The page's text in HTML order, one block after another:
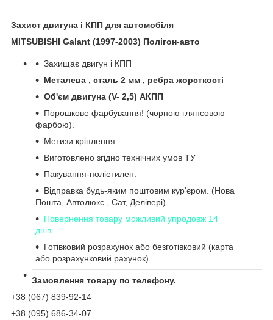
Захист двигуна і КПП для автомобіля
MITSUBISHI Galant (1997-2003) Полігон-авто
Захищає двигун і КПП
Металева , сталь 2 мм , ребра жорсткості
Об'єм двигуна (V- 2,5) АКПП
Порошкове фарбування! (чорною глянсовою
фарбою).
Метизи кріплення.
Виготовлено згідно технічних умов ТУ
Пакування-поліетилен.
Відправка будь-яким поштовим кур'єром. (Нова
Пошта, Автолюкс , Сат, Делівері).
Повернення товару можливий упродовж 14
днів.
Готівковий розрахунок або безготівковий (карта
або розрахунковий рахунок).
Замовлення товару по телефону.
+38 (067) 839-92-14
+38 (095) 686-34-07